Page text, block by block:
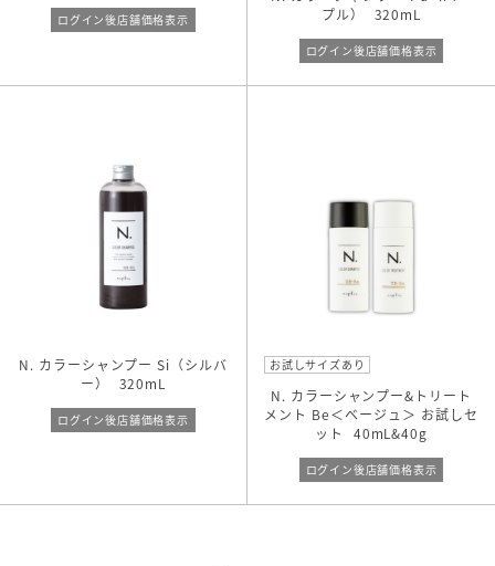
ログイン後店舗価格表示
プル）
320mL
ログイン後店舗価格表示
N. カラーシャンプー Si（シルバ
ー）
320mL
ログイン後店舗価格表示
お試しサイズあり
N. カラーシャンプー&トリート
メント Be＜ベージュ＞ お試しセ
ット
40mL&40g
ログイン後店舗価格表示